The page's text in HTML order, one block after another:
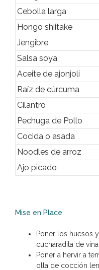
Cebolla larga
Hongo shiitake
Jengibre
Salsa soya
Aceite de ajonjolí
Raíz de cúrcuma
Cilantro
Pechuga de Pollo
Cocida o asada
Noodles de arroz
Ajo picado
Mise en Place
Poner los huesos
cucharadita de
Poner a hervir a
olla de cocción